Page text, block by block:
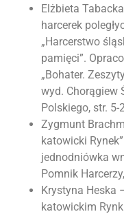
Elżbieta
harcerek
„Harcerstwo
pamięci”.
„Bohater.
wyd. Chorągiew
Polskiego, str. 5-
Zygmunt
katowicki
jednodniówka
Pomnik
Krystyna Heska
katowickim